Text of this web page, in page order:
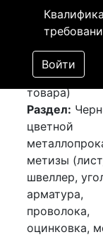
Войти
Закуп:
Победитель
Лот №:5148
АУКЦИОН
товара)
Раздел:
цветной
метизы
швеллер,
арматура,
проволока,
оцинковка,